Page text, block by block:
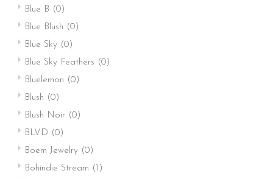
Blue B (0)
Blue Blush (0)
Blue Sky (0)
Blue Sky Feathers (0)
Bluelemon (0)
Blush (0)
Blush Noir (0)
BLVD (0)
Boem Jewelry (0)
Bohindie Stream (1)